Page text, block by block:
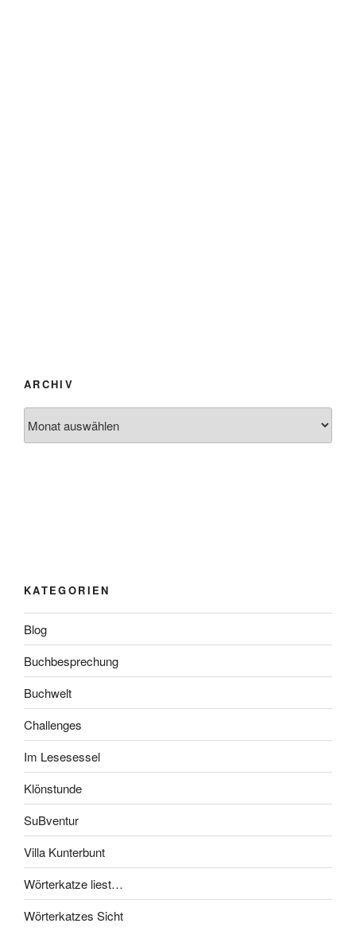
ARCHIV
KATEGORIEN
Blog
Buchbesprechung
Buchwelt
Challenges
Im Lesesessel
Klönstunde
SuBventur
Villa Kunterbunt
Wörterkatze liest…
Wörterkatzes Sicht